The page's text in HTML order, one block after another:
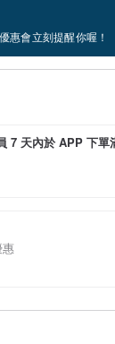
惠會立刻提醒你喔！
寫
天。（不包含假
7 天內於 APP 下單